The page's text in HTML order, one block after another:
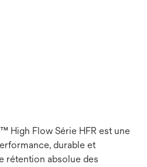
High Flow Série HFR est une
durable et
rétention absolue des